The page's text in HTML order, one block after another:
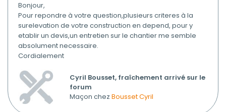
Bonjour,
Pour repondre à votre question,plusieurs criteres à la
surelevation de votre construction en depend, pour y
etablir un devis,un entretien sur le chantier me semble
absolument necessaire.
Cordialement
Cyril Bousset, fraîchement arrivé sur le
forum
Maçon chez Bousset Cyril